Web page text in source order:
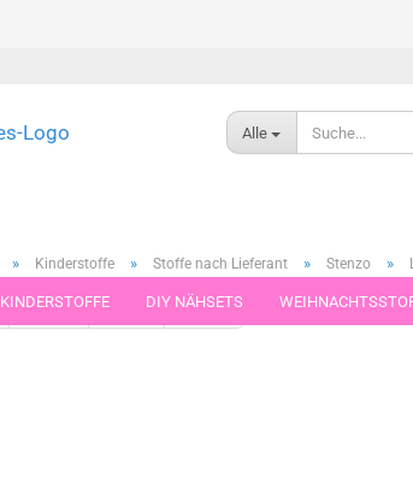
Alle
KINDERSTOFFE DIY NÄHSETS
» Kinderstoffe » Stoffe nach Lieferant » Stenzo »
« zurück weiter » Letzter »
Artikel in dieser